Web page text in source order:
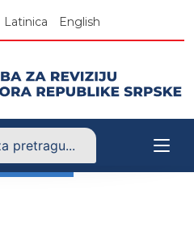
Latinica English